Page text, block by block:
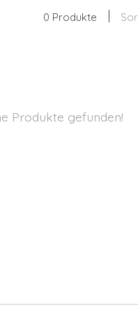
0 Produkte
Produkte gefunden!